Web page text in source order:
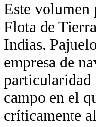
Este volumen
Flota de
Indias.
empresa de
particularidad
campo en el
críticamente